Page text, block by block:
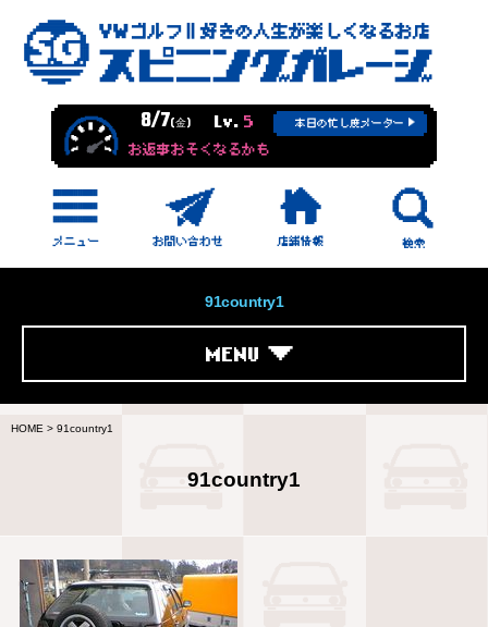
8/7(金) Lv. 5 本日の忙し度メーター
お返事おそくなるかも
91country1
MENU
HOME > 91country1
91country1